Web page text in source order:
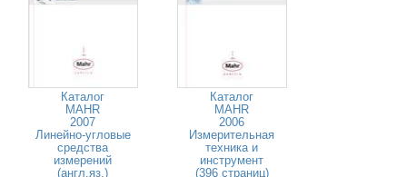
Каталог
MAHR
2007
Линейно-угловые
средства
измерений
(англ.яз.)
Каталог
MAHR
2006
Измерительная
техника и
инструмент
(396 страниц)